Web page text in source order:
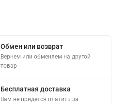
Обмен или возврат
Вернем или обменяем на другой
товар
Бесплатная доставка
Вам не придется платить за